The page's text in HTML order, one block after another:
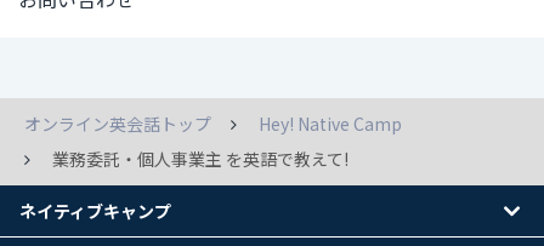
オンライン英会話トップ
Hey! Native Camp
業務委託・個人事業主 を英語で教えて!
ネイティブキャンプ